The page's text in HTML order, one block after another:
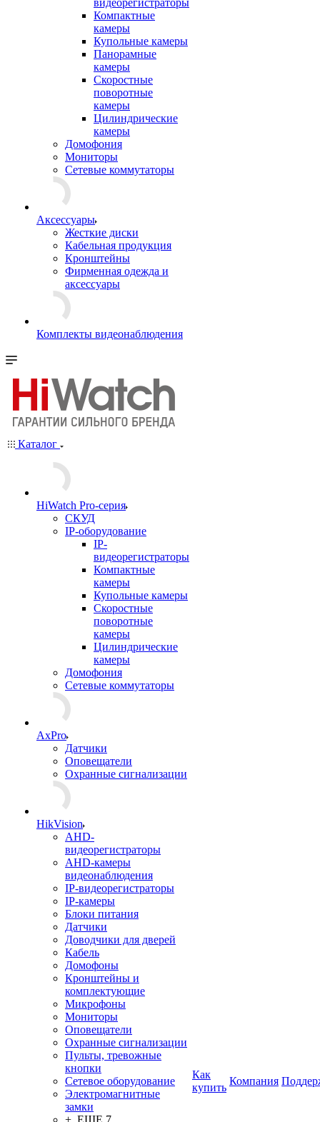
видеорегистраторы
Компактные
камеры
Купольные камеры
Панорамные
камеры
Скоростные
поворотные
камеры
Цилиндрические
камеры
Домофония
Мониторы
Сетевые коммутаторы
Аксессуары
Жесткие диски
Кабельная продукция
Кронштейны
Фирменная одежда и
аксессуары
Комплекты видеонаблюдения
Каталог
HiWatch Pro-серия
CКУД
IP-оборудование
IP-
видеорегистраторы
Компактные
камеры
Купольные камеры
Скоростные
поворотные
камеры
Цилиндрические
камеры
Домофония
Сетевые коммутаторы
AxPro
Датчики
Оповещатели
Охранные сигнализации
HikVision
AHD-
видеорегистраторы
AHD-камеры
видеонаблюдения
IP-видеорегистраторы
IP-камеры
Блоки питания
Датчики
Доводчики для дверей
Кабель
Домофоны
Кронштейны и
комплектующие
Микрофоны
Мониторы
Оповещатели
Охранные сигнализации
Пульты, тревожные
кнопки
Сетевое оборудование
Электромагнитные
замки
+ ЕЩЕ 7
Как
купить
Компания